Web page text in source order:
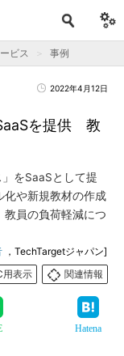
ビス 事例
2022年4月12日
を提供 教
をSaaSとして提
化や新規教材の作成
教員の負荷軽減につ
，TechTargetジャパン]
用表示
関連情報
Hatena